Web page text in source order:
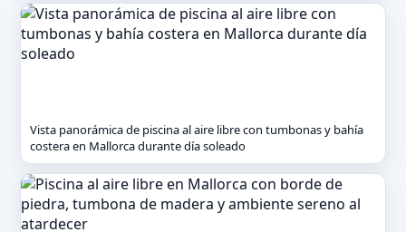
Vista panorámica de piscina al aire libre con tumbonas y bahía
costera en Mallorca durante día soleado